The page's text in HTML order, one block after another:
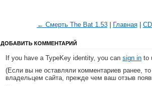
← Смерть The Bat 1.53| Главная|
ДОБАВИТЬ КОММЕНТАРИЙ
If you have a TypeKey identity, you can sign in to
(Если вы не оставляли комментариев ранее,
владельцем сайта, прежде чем ваш отзыв